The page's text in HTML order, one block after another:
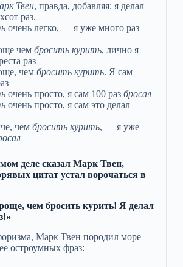
Твен, правда, добавляя: я делал
раз.
очень легко, — я уже много раз
чем бросить курить, лично я
раз
чем бросить курить. Я сам
очень просто, я сам 100 раз бросал
очень просто, я сам это делал
чем бросить курить, — я уже
деле сказал Марк Твен,
цитат устал ворочаться в
чем бросить курить! Я делал
Марк Твен породил море
остроумных фраз: